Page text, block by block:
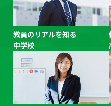
2025/08/11
令和７年度東京都公立学校
用）「第一次選考合格者」受
倒し選考通過者」受験番号一
2025/08/05
東京都公立小学校教員志望
「学校体験プログラム」を
教員のリアルを知る
中学校